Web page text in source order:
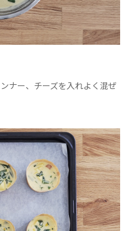
ナー、チーズを入れよく混ぜ